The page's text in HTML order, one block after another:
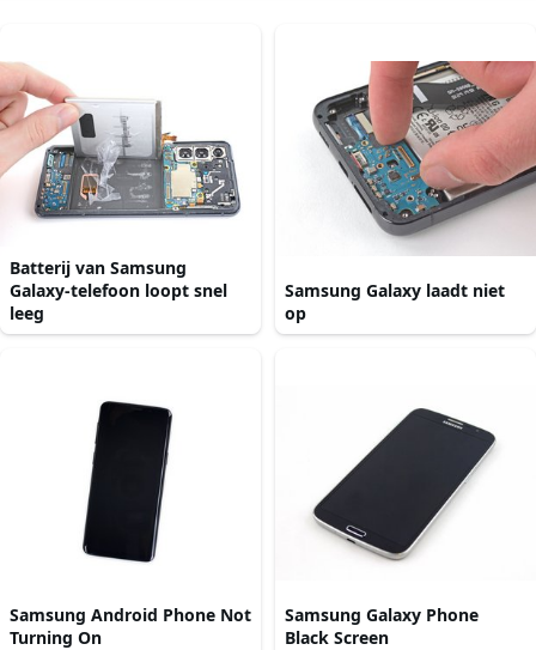
Batterij van Samsung
Galaxy-telefoon loopt snel
leeg
Samsung Galaxy laadt niet
op
Samsung Android Phone Not
Turning On
Samsung Galaxy Phone
Black Screen